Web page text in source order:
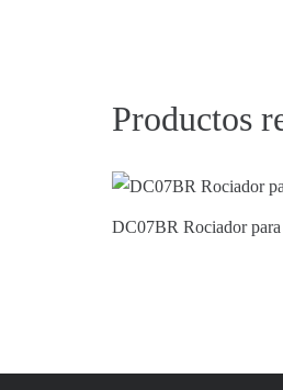
Productos
DC07BR Rociador